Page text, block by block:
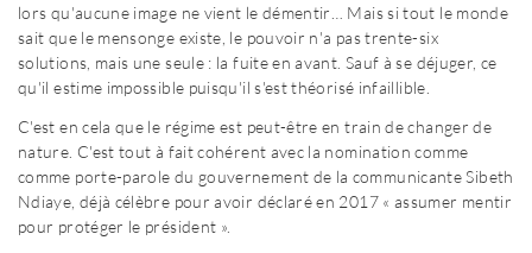
lors qu'aucune image ne vient le démentir… Mais si tout le monde
sait que le mensonge existe, le pouvoir n'a pas trente-six
solutions, mais une seule : la fuite en avant. Sauf à se déjuger, ce
qu'il estime impossible puisqu'il s'est théorisé infaillible.
C'est en cela que le régime est peut-être en train de changer de
nature. C'est tout à fait cohérent avec la nomination comme
comme porte-parole du gouvernement de la communicante Sibeth
Ndiaye, déjà célèbre pour avoir déclaré en 2017 « assumer mentir
pour protéger le président ».